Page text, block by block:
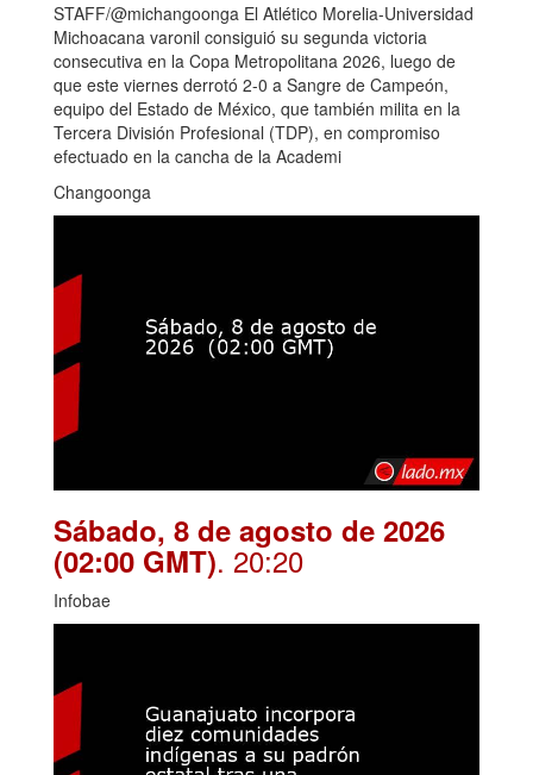
STAFF/@michangoonga El Atlético Morelia-Universidad
Michoacana varonil consiguió su segunda victoria
consecutiva en la Copa Metropolitana 2026, luego de
que este viernes derrotó 2-0 a Sangre de Campeón,
equipo del Estado de México, que también milita en la
Tercera División Profesional (TDP), en compromiso
efectuado en la cancha de la Academi
Changoonga
Sábado, 8 de agosto de 2026
(02:00 GMT). 20:20
Infobae